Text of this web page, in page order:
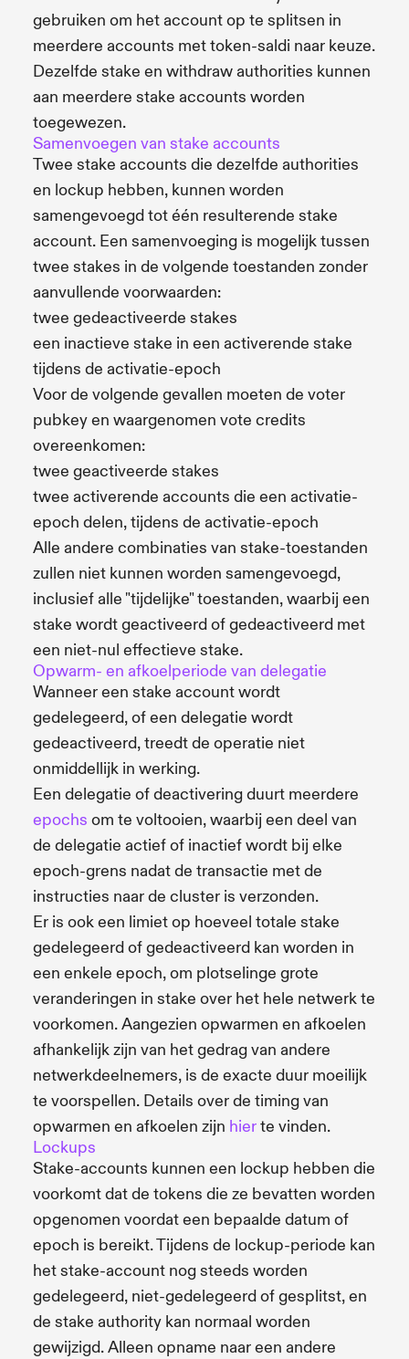
gebruiken om het account op te splitsen in
meerdere accounts met token-saldi naar keuze.
Dezelfde stake en withdraw authorities kunnen
aan meerdere stake accounts worden
toegewezen.
Samenvoegen van stake accounts
Twee stake accounts die dezelfde authorities
en lockup hebben, kunnen worden
samengevoegd tot één resulterende stake
account. Een samenvoeging is mogelijk tussen
twee stakes in de volgende toestanden zonder
aanvullende voorwaarden:
twee gedeactiveerde stakes
een inactieve stake in een activerende stake
tijdens de activatie-epoch
Voor de volgende gevallen moeten de voter
pubkey en waargenomen vote credits
overeenkomen:
twee geactiveerde stakes
twee activerende accounts die een activatie-
epoch delen, tijdens de activatie-epoch
Alle andere combinaties van stake-toestanden
zullen niet kunnen worden samengevoegd,
inclusief alle "tijdelijke" toestanden, waarbij een
stake wordt geactiveerd of gedeactiveerd met
een niet-nul effectieve stake.
Opwarm- en afkoelperiode van delegatie
Wanneer een stake account wordt
gedelegeerd, of een delegatie wordt
gedeactiveerd, treedt de operatie niet
onmiddellijk in werking.
Een delegatie of deactivering duurt meerdere
epochs om te voltooien, waarbij een deel van
de delegatie actief of inactief wordt bij elke
epoch-grens nadat de transactie met de
instructies naar de cluster is verzonden.
Er is ook een limiet op hoeveel totale stake
gedelegeerd of gedeactiveerd kan worden in
een enkele epoch, om plotselinge grote
veranderingen in stake over het hele netwerk te
voorkomen. Aangezien opwarmen en afkoelen
afhankelijk zijn van het gedrag van andere
netwerkdeelnemers, is de exacte duur moeilijk
te voorspellen. Details over de timing van
opwarmen en afkoelen zijn hierte vinden.
Lockups
Stake-accounts kunnen een lockup hebben die
voorkomt dat de tokens die ze bevatten worden
opgenomen voordat een bepaalde datum of
epoch is bereikt. Tijdens de lockup-periode kan
het stake-account nog steeds worden
gedelegeerd, niet-gedelegeerd of gesplitst, en
de stake authority kan normaal worden
gewijzigd. Alleen opname naar een andere